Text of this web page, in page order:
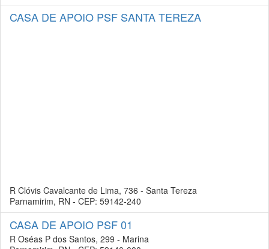
CASA DE APOIO PSF SANTA TEREZA
R Clóvis Cavalcante de Lima, 736 - Santa Tereza
Parnamirim, RN - CEP: 59142-240
CASA DE APOIO PSF 01
R Oséas P dos Santos, 299 - Marina